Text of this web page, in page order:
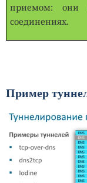
приемом: они
соединениях.
Пример